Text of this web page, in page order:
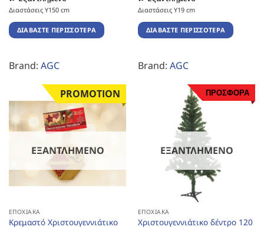
Διαστάσεις Υ150 cm
ΔΙΑΒΆΣΤΕ ΠΕΡΙΣΣΌΤΕΡΑ
Brand: AGC
Διαστάσεις Υ19 cm
ΔΙΑΒΆΣΤΕ ΠΕΡΙΣΣΌΤΕΡΑ
Brand: AGC
PROMOTION
ΕΞΑΝΤΛΗΜΈΝΟ
ΕΠΟΧΙΑΚΆ
Κρεμαστό Χριστουγεννιάτικο
ΠΡΟΣΦΟΡΑ
ΕΞΑΝΤΛΗΜΈΝΟ
ΕΠΟΧΙΑΚΆ
Χριστουγεννιάτικο δέντρο 120